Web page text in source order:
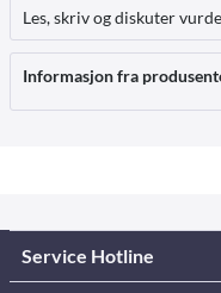
Les, skriv og diskuter
Informasjon fra
Service Hotline